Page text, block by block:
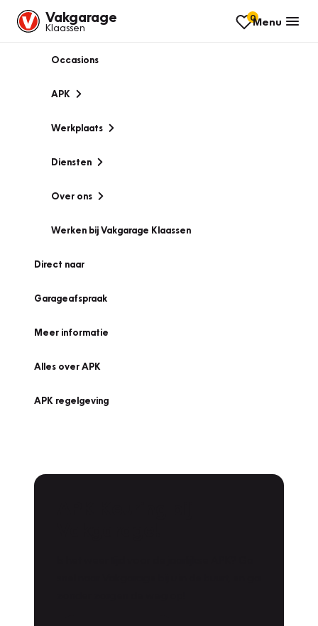
Vakgarage
Klaassen
0Menu
Occasions
APK
Werkplaats
Diensten
Over ons
Werken bij Vakgarage Klaassen
Direct naar
Garageafspraak
Meer informatie
Alles over APK
APK regelgeving